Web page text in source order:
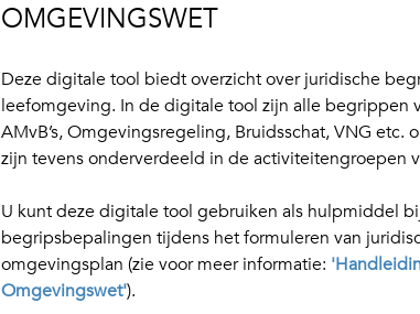
OMGEVINGSWET
Deze digitale tool biedt overzicht over juridische
leefomgeving. In de digitale tool zijn alle begrippen
AMvB’s, Omgevingsregeling, Bruidsschat, VNG
zijn tevens onderverdeeld in de activiteitengroepen
U kunt deze digitale tool gebruiken als hulpmiddel
begripsbepalingen tijdens het formuleren van
omgevingsplan (zie voor meer informatie:
Omgevingswet').